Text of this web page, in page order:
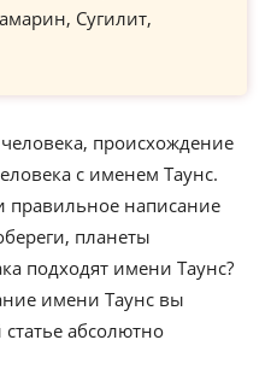
Сугилит,
происхождение
с именем Таунс.
правильное написание
планеты
подходят имени Таунс?
имени Таунс вы
абсолютно